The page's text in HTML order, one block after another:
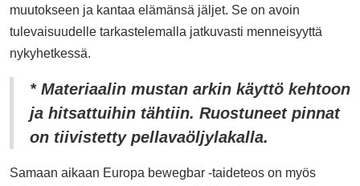
muutokseen ja kantaa elämänsä jäljet. Se on avoin
tulevaisuudelle tarkastelemalla jatkuvasti menneisyyttä
nykyhetkessä.
* Materiaalin mustan arkin käyttö kehtoon
ja hitsattuihin tähtiin. Ruostuneet pinnat
on tiivistetty pellavaöljylakalla.
Samaan aikaan Europa bewegbar -taideteos on myös